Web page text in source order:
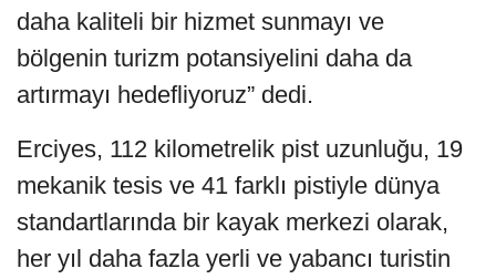
daha kaliteli bir hizmet sunmayı ve
bölgenin turizm potansiyelini daha da
artırmayı hedefliyoruz” dedi.
Erciyes, 112 kilometrelik pist uzunluğu, 19
mekanik tesis ve 41 farklı pistiyle dünya
standartlarında bir kayak merkezi olarak,
her yıl daha fazla yerli ve yabancı turistin